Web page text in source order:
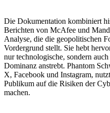
Die Dokumentation kombiniert
Berichten von McAfee und
Analyse, die die geopolitischen
Vordergrund stellt. Sie hebt
nur technologische, sondern
Dominanz anstrebt. Phantom
X, Facebook und Instagram,
Publikum auf die Risiken der
machen.